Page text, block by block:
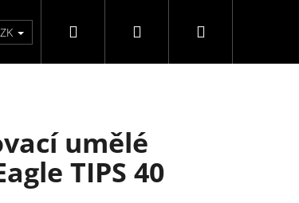
Péče o nohy F3 kolekce
Hledat PřihlášeníNákupní
umělé
TIPS 40